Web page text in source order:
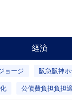
経済
ョージ 阪急阪神
公債費負担負担